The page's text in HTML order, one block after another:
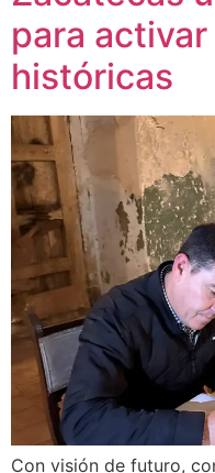
para
históricas
Con visión de futuro,